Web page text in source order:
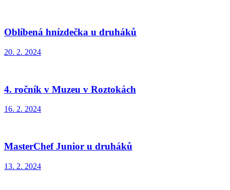
Oblíbená hnízdečka u druháků
20. 2. 2024
4. ročník v Muzeu v Roztokách
16. 2. 2024
MasterChef Junior u druháků
13. 2. 2024